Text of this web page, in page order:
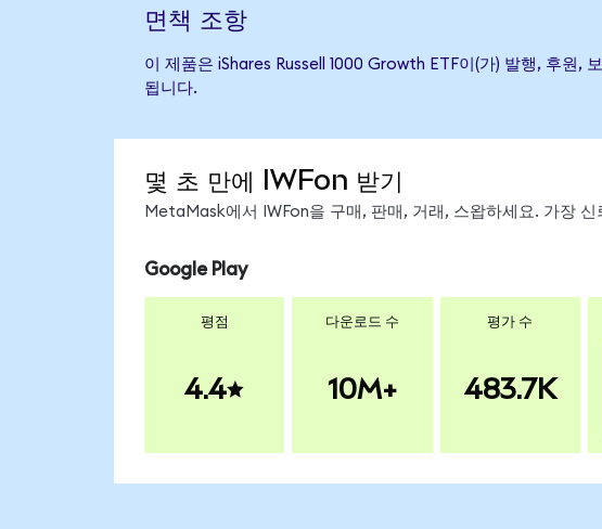
면책 조항
이 제품은 iShares Russell 1000 Growth ETF이(가) 발행, 후원,
됩니다.
몇 초 만에 IWFon 받기
MetaMask에서 IWFon을 구매, 판매, 거래, 스왑하세요. 가장 신
Google Play
평점
4.4
다운로드 수
10M+
평가 수
483.7K